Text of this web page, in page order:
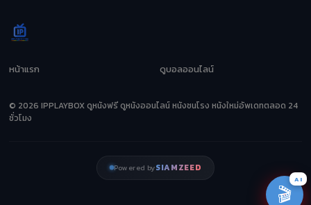
หน้าแรก ดูบอลออนไลน์
© 2026 IPPLAYBOX ดูหนังฟรี ดูหนังออนไลน์ หนังชนโรง หนังใหม่อัพเดทตลอด 24
ชั่วโมง
Powered bySIAMZEED
🎬
AI